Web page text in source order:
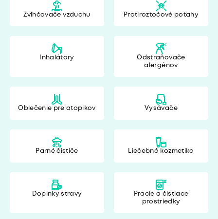
Zvlhčovače vzduchu Protiroztočové poťahy
Inhalátory
Odstraňovače
alergénov
Oblečenie pre atopikov Vysávače
Parné čističe Liečebná kozmetika
Doplnky stravy
Pracie a čistiace
prostriedky